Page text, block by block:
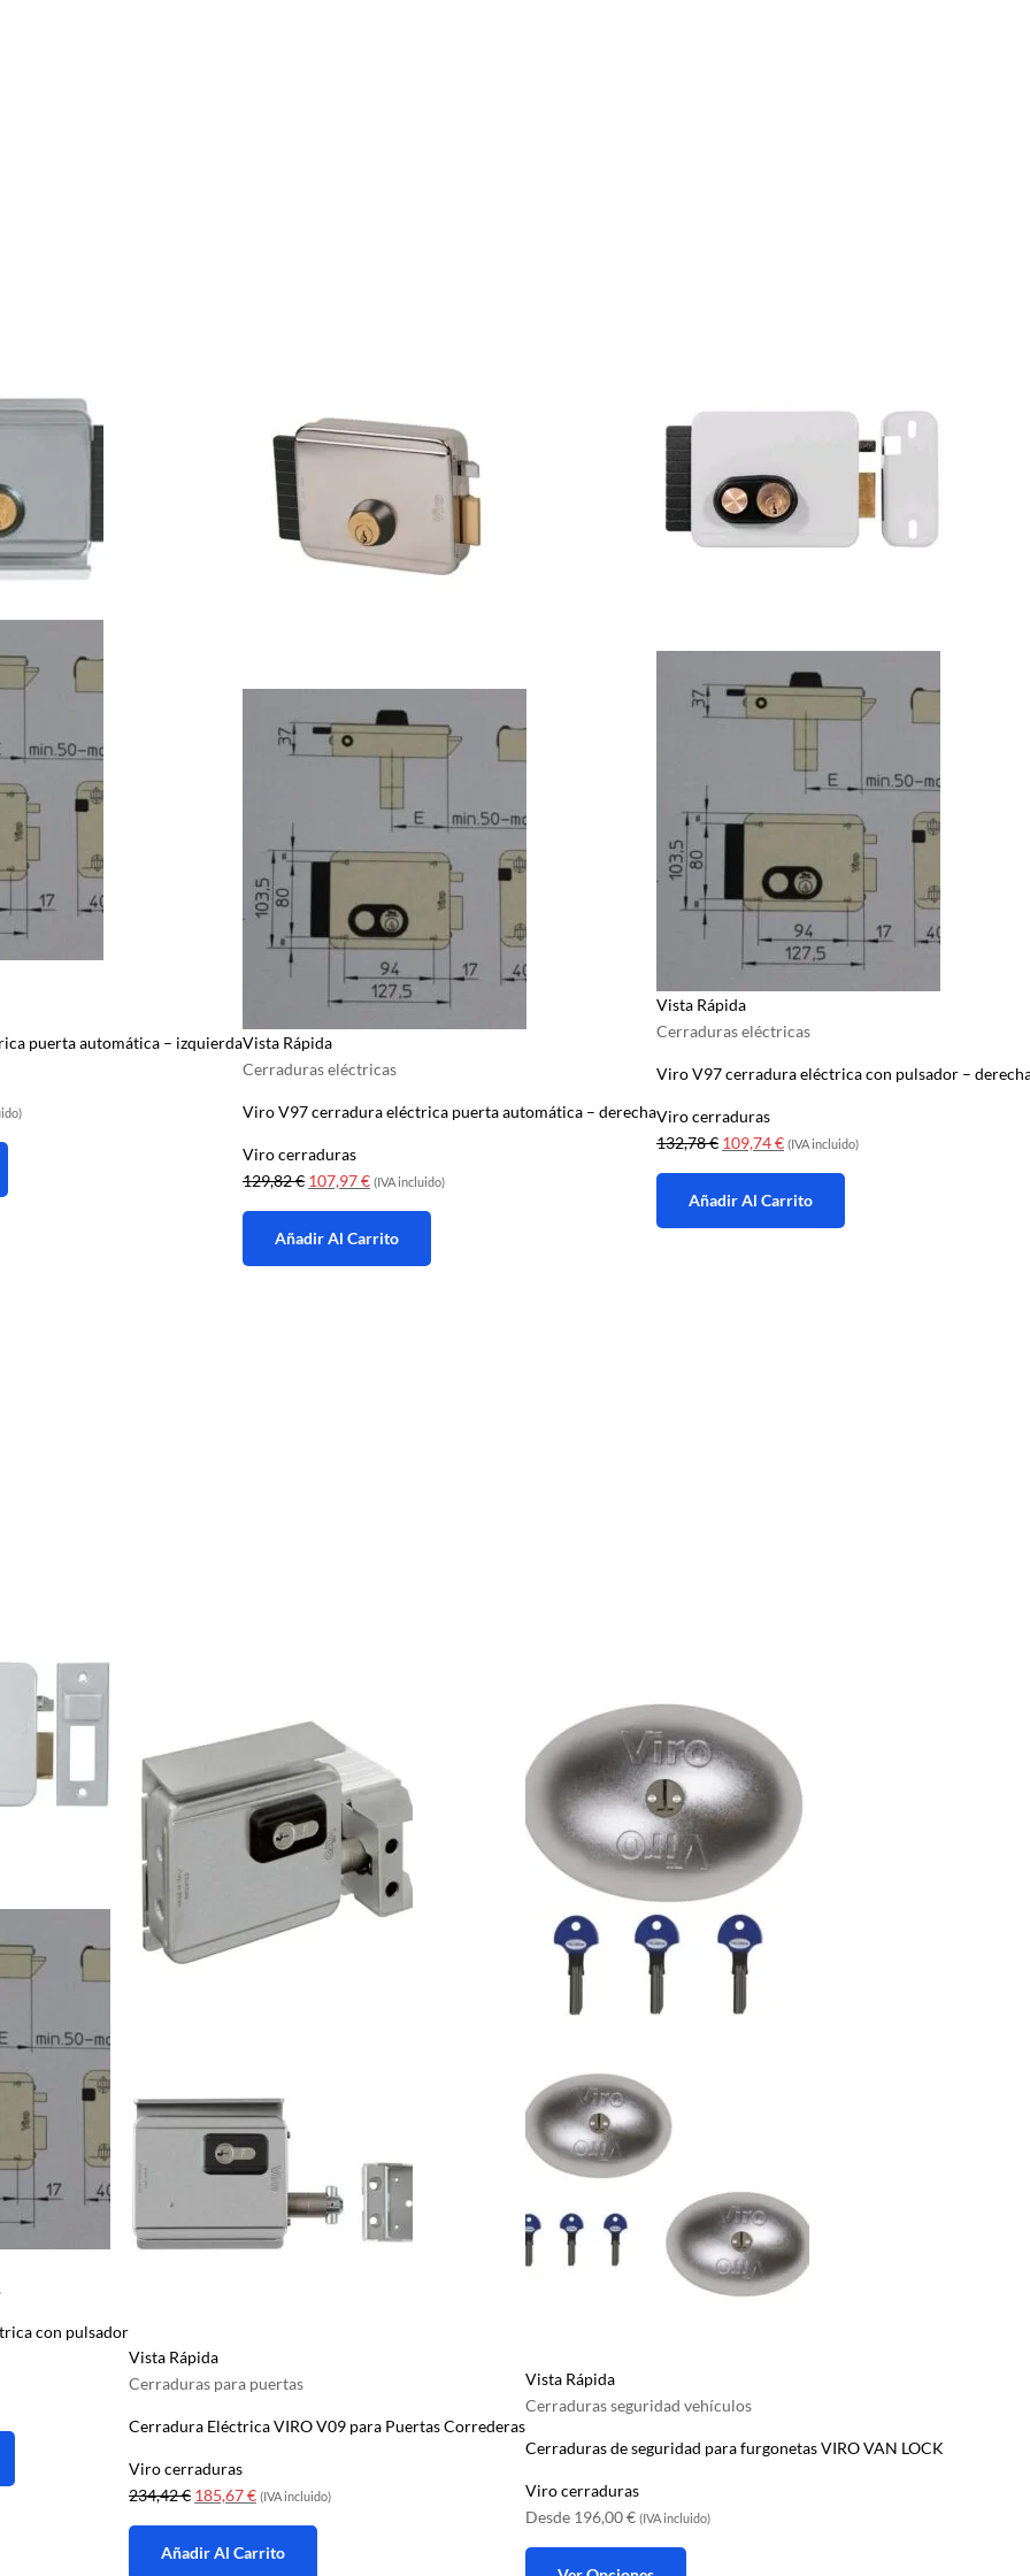
puerta automática – izquierdaVista Rápida
Cerraduras eléctricas
Viro V97 cerradura eléctrica puerta automática – derecha
Viro cerraduras
129,82€ El
precio
original
era:
107,97€El
precio
actual
es:
(IVA incluido)
Añadir Al Carrito
Vista Rápida
Cerraduras eléctricas
Viro V97 cerradura eléctrica con pulsador –
Viro cerraduras
132,78€ El
precio
original
era:
109,74€El
precio
actual
es:
(IVA incluido)
Añadir Al Carrito
con pulsador
Vista Rápida
Cerraduras para puertas
Cerradura Eléctrica VIRO V09 para Puertas Correderas
Viro cerraduras
234,42€ El
precio
original
185,67€El
precio
actual
(IVA incluido)
Añadir Al Carrito
Vista Rápida
Cerraduras seguridad vehículos
Cerraduras de seguridad para furgonetas VIRO VAN LOCK
Viro cerraduras
Desde 196,00€ (IVA incluido)